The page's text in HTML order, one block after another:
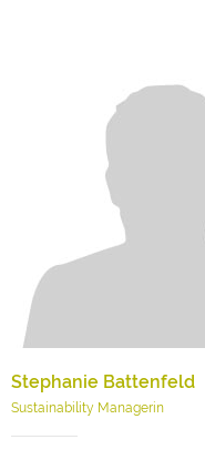
Stephanie Battenfeld
Sustainability Managerin